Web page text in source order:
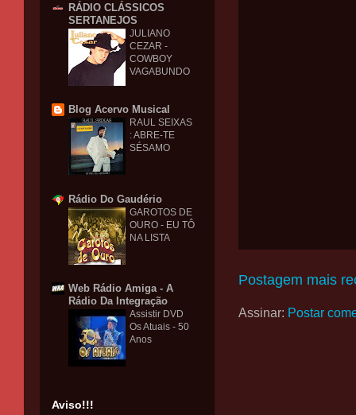
Postagem mais
Assinar: Postar
RÁDIO CLÁSSICOS
SERTANEJOS
JULIANO
CEZAR -
COWBOY
VAGABUNDO
Blog Acervo Musical
RAUL SEIXAS
: ABRE-TE
SÉSAMO
Rádio Do Gaudério
GAROTOS DE
OURO - EU TÔ
NA LISTA
Web Rádio Amiga - A
Rádio Da Integração
Assistir DVD
Os Atuais - 50
Anos
Aviso!!!